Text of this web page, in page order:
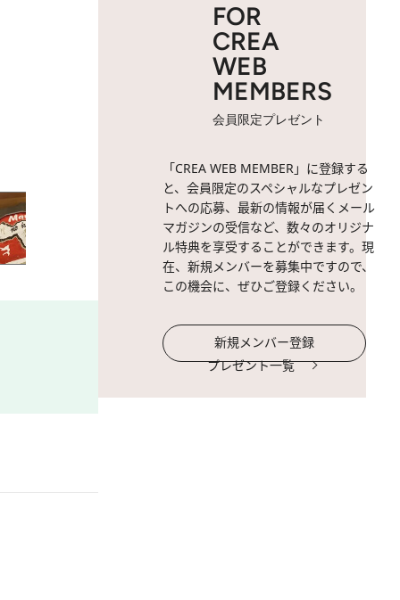
FOR
CREA
WEB
MEMBERS
会員限定プレゼント
「CREA WEB MEMBER」に登録する
と、会員限定のスペシャルなプレゼン
トへの応募、最新の情報が届くメール
マガジンの受信など、数々のオリジナ
ル特典を享受することができます。現
在、新規メンバーを募集中ですので、
この機会に、ぜひご登録ください。
新規メンバー登録
プレゼント一覧